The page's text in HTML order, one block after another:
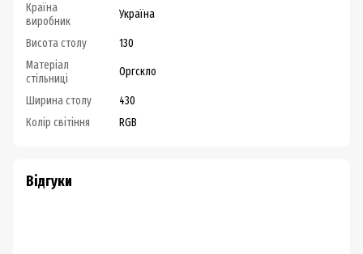
Країна
виробник
Україна
Висота столу
130
Матеріал
стільниці
Оргскло
Ширина столу
430
Колір світіння
RGB
Відгуки